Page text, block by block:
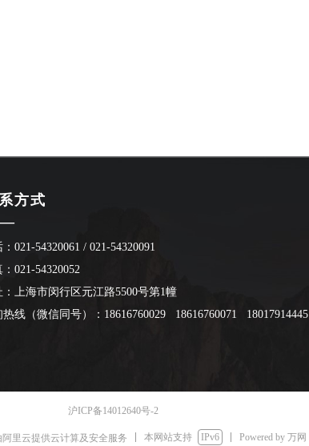
方式
：021-54320061 / 021-54320091
021-54320052
上海市闵行区元江路5500号第1幢
热线（微信同号）：18616760029 18616760071 18017914445
沪ICP备14012640号-2
里云提供云计算及安全服务 本网站支持 IPv6 Powered by 万网